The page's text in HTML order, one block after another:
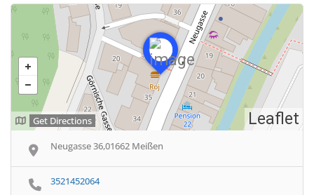
Leaflet
Get Directions
Neugasse 36,01662 Meißen
3521452064